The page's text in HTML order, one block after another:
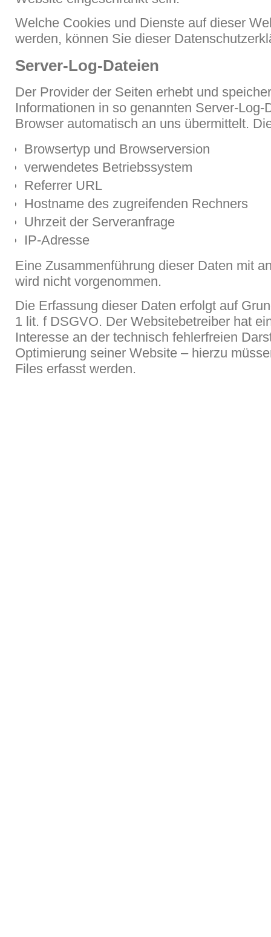
Welche Cookies und Dienste auf dieser
werden, können Sie dieser
Server-Log-Dateien
Der Provider der Seiten erhebt und
Informationen in so genannten Server-Log-
Browser automatisch an uns übermittelt.
Browsertyp und Browserversion
verwendetes Betriebssystem
Referrer URL
Hostname des zugreifenden Rechners
Uhrzeit der Serveranfrage
IP-Adresse
Eine Zusammenführung dieser Daten mit
wird nicht vorgenommen.
Die Erfassung dieser Daten erfolgt auf
1 lit. f DSGVO. Der Websitebetreiber hat
Interesse an der technisch fehlerfreien
Optimierung seiner Website – hierzu
Files erfasst werden.